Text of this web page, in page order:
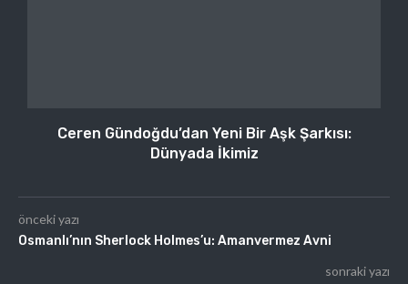
Ceren Gündoğdu’dan Yeni Bir Aşk Şarkısı:
Dünyada İkimiz
önceki yazı
Osmanlı’nın Sherlock Holmes’u: Amanvermez Avni
sonraki yazı